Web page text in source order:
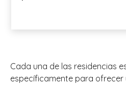
Cada una de las residencias
específicamente para